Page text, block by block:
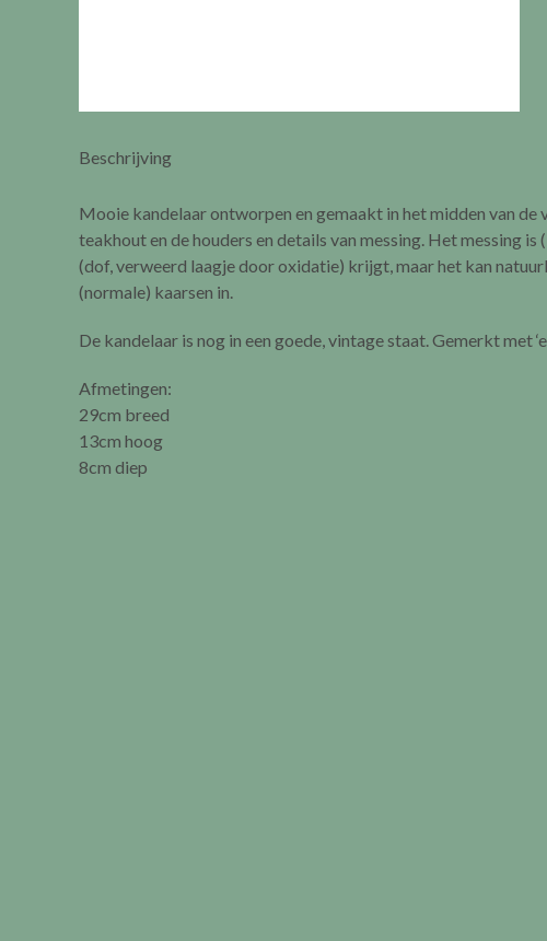
Beschrijving
Mooie kandelaar ontworpen en gemaakt in het midden van de
teakhout en de houders en details van messing. Het messing
(dof, verweerd laagje door oxidatie) krijgt, maar het kan
(normale) kaarsen in.
De kandelaar is nog in een goede, vintage staat. Gemerkt met
Afmetingen:
29cm breed
13cm hoog
8cm diep